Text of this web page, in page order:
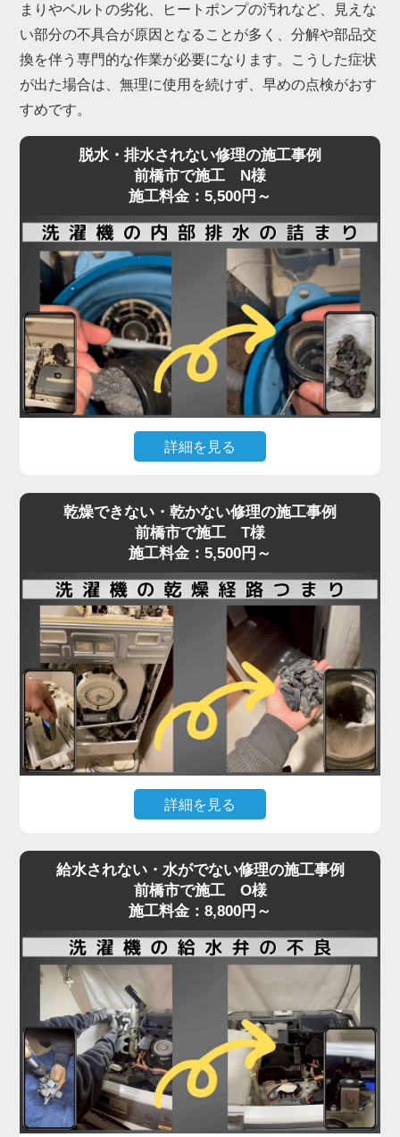
まりやベルトの劣化、ヒートポンプの汚れなど、見えな
い部分の不具合が原因となることが多く、分解や部品交
換を伴う専門的な作業が必要になります。こうした症状
が出た場合は、無理に使用を続けず、早めの点検がおす
すめです。
脱水・排水されない修理の施工事例
前橋市で施工 N様
施工料金：5,500円～
詳細を見る
くなった場合、内部に詰まった汚れや異物が原因で
あることが少なくありません。
排水口や排水フィルターの清掃で改善しない場合、
洗濯機内部のホースやポンプ部分に詰まりが起きて
いる可能性が高く、分解作業が必要となる専門的な
修理が求められます。実際の現場では、ホコリ・洗
剤カス・髪の毛などが固まり、水の流れを完全に塞
いでいることも。
排水エラーや脱水中の停止などの症状が出た場合、
無理に使用を続けるとモーターや基板の故障につな
がり、修理費用が高額になるリスクもあります。
「家電の達人」では、こうした内部詰まりの除去や
排水系統の点検・修理を最短即日で対応可能。
実に原因を特定し、適切な処置を行います。
排水・脱水のトラブルは、ぜひお早めにご相談くだ
乾燥できない・乾かない修理の施工事例
前橋市で施工 T様
施工料金：5,500円～
詳細を見る
といった症状が出た場合、原因の多くは乾燥経路の
奥に溜まったホコリや汚れです。
フィルターを掃除しても改善しないときは、手の届
かない乾燥ダクト内部やヒートポンプ周辺に汚れが
詰まっている可能性が高く、自力での対応が難しい
状態です。
実際の現場では、数年分のホコリや繊維クズが乾燥
経路を完全に塞ぎ、熱風が循環できず乾燥が不完全
になるケースが多数見られます。
そのまま放置すると、ヒートポンプの故障や基板へ
の負担にもつながり、最悪の場合高額修理や買い替
給水されない・水がでない修理の施工事例
前橋市で施工 O様
施工料金：8,800円～